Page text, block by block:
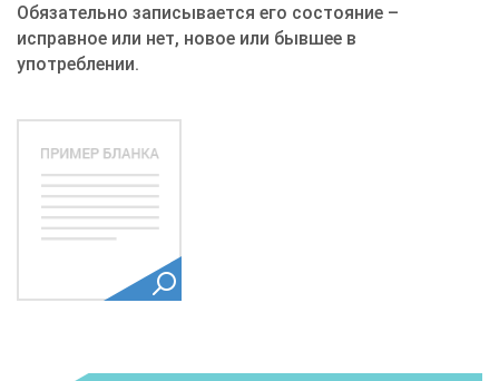
Обязательно записывается его состояние –
исправное или нет, новое или бывшее в
употреблении.